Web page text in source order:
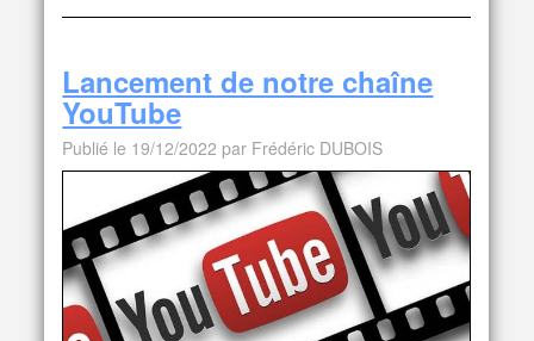
Lancement de notre chaîne
YouTube
Publié le 19/12/2022 par Frédéric DUBOIS